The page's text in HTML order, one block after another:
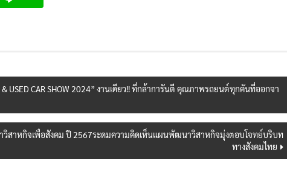
& USED CAR SHOW 2024” งานเดียว!! ที่กล้าการันตี คุณภาพรถยนต์ทุกคันที่ออกจา
วิสาหกิจเพื่อสังคม ปี 2567ระดมความคิดเห็นแผนพัฒนาวิสาหกิจมุ่งตอบโจทย์บริบท
ทางสังคมไทย